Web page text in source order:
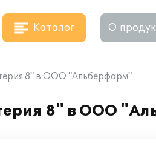
Каталог О
8" в ООО "Альберфарм"
8" в ООО